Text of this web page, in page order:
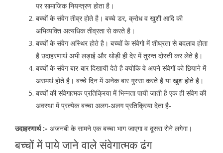
पर सामाजिक नियन्त्रण होता है।
बच्चों के संवेग तीव्र होते है। बच्चे डर, क्रोध व खुशी आदि की
अभिव्यक्ति अत्यधिक तीव्रता से करते है।
बच्चों के संवेग अस्थिर होते है। बच्चों के संवेगो में शीघ्रता से बदलाव होता
है उदाहरणार्थ अभी लड़ाई और थोड़ी ही देर में तुरन्त दोस्ती कर लेते है।
बच्चों के संवेग बार-बार दिखायी देते है क्योकि वे अपने संवेगों को छिपाने में
असमर्थ होते है। बच्चे दिन में अनेक बार गुस्सा करते है या खुश होते है।
बच्चों की संवेगात्मक प्रतिक्रिया में भिन्नता पायी जाती है एक ही संवेग की
अवस्था में प्रत्येक बच्चा अलग-अलग प्रतिक्रिया देता है-
उदाहरणार्थ :- अजनबी के सामने एक बच्चा भाग जाएगा व दूसरा रोने लगेगा।
बच्चों में पाये जाने वाले संवेगात्मक ढंग